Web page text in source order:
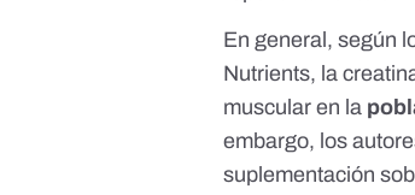
En general, según
Nutrients, la
muscular en la
embargo, los
suplementación